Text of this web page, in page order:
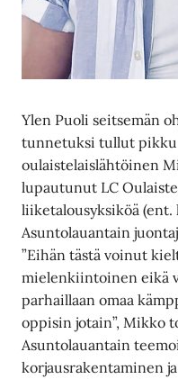
Ylen Puoli seitsemän
tunnetuksi tullut
oulaistelaislähtöinen
lupautunut LC
liiketalousyksiköä (ent.
Asuntolauantain
”Eihän tästä voinut
mielenkiintoinen eikä
parhaillaan omaa
oppisin jotain”, Mikko
Asuntolauantain
korjausrakentaminen